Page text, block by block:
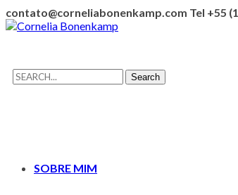
contato@corneliabonenkamp.com Tel +55
Facebook
Youtube
LinkedIn
Instagram
Search
for:
Search
SOBRE MIM